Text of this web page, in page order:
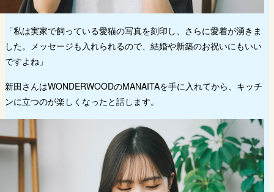
「私は実家で飼っている愛猫の写真を刻印し、さらに愛着が湧きま
した。メッセージも入れられるので、結婚や新築のお祝いにもいい
ですよね」
新田さんはWONDERWOODのMANAITAを手に入れてから、キッチ
ンに立つのが楽しくなったと話します。